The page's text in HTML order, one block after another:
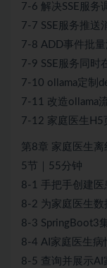
7-6 解决SSE服务
7-7 SSE服务推送
7-8 ADD事件批
7-9 SSE服务同时
7-10 ollama定制
7-11 改造ollama
7-12 家庭医生H5
第8章 家庭医生
5节｜55分钟
8-1 手把手创建
8-2 为家庭医生
8-3 SpringBoot3
8-4 AI家庭医生病
8-5 查询并展示AI